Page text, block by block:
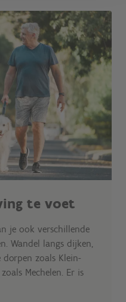
te voet
je ook verschillende
Wandel langs dijken,
zoals Klein-
Mechelen. Er is